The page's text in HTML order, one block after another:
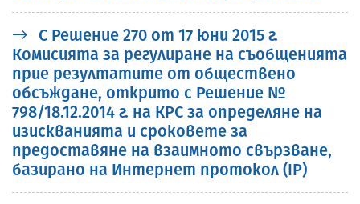
С Решение 270 от 17 юни 2015 г.
Комисията за регулиране на съобщенията
прие резултатите от обществено
обсъждане, открито с Решение №
798/18.12.2014 г. на КРС за определяне на
изискванията и сроковете за
предоставяне на взаимното свързване,
базирано на Интернет протокол (IP)